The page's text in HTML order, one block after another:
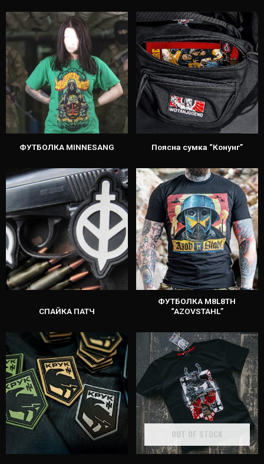
ФУТБОЛКА MINNESANG Поясна сумка “Конунг”
СПАЙКА ПАТЧ
ФУТБОЛКА M8L8TH
“AZOVSTAHL”
OUT OF STOCK